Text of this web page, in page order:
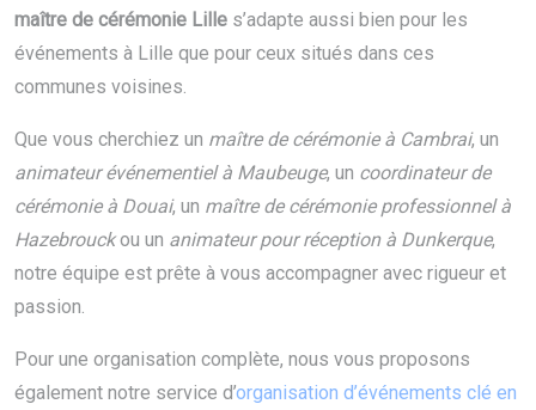
maître de cérémonie Lille s’adapte aussi bien pour les
événements à Lille que pour ceux situés dans ces
communes voisines.
Que vous cherchiez un maître de cérémonie à Cambrai, un
animateur événementiel à Maubeuge, un coordinateur de
cérémonie à Douai, un maître de cérémonie professionnel à
Hazebrouckou un animateur pour réception à Dunkerque,
notre équipe est prête à vous accompagner avec rigueur et
passion.
Pour une organisation complète, nous vous proposons
également notre service d’organisation d’événements clé en